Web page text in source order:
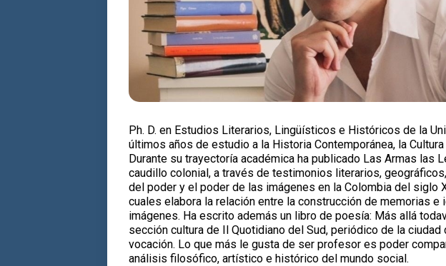
Ph. D. en Estudios Literarios, Lingüísticos e Históricos de la
últimos años de estudio a la Historia Contemporánea, la
Durante su trayectoría académica ha publicado Las Armas las
caudillo colonial, a través de testimonios literarios,
del poder y el poder de las imágenes en la Colombia del siglo
cuales elabora la relación entre la construcción de memorias
imágenes. Ha escrito además un libro de poesía: Más allá
sección cultura de Il Quotidiano del Sud, periódico de la
vocación. Lo que más le gusta de ser profesor es poder
análisis filosófico, artístico e histórico del mundo social.